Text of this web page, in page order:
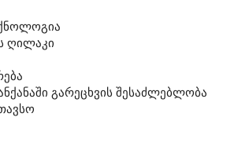
ღილაკი
გარეცხვის შესაძლებლობა